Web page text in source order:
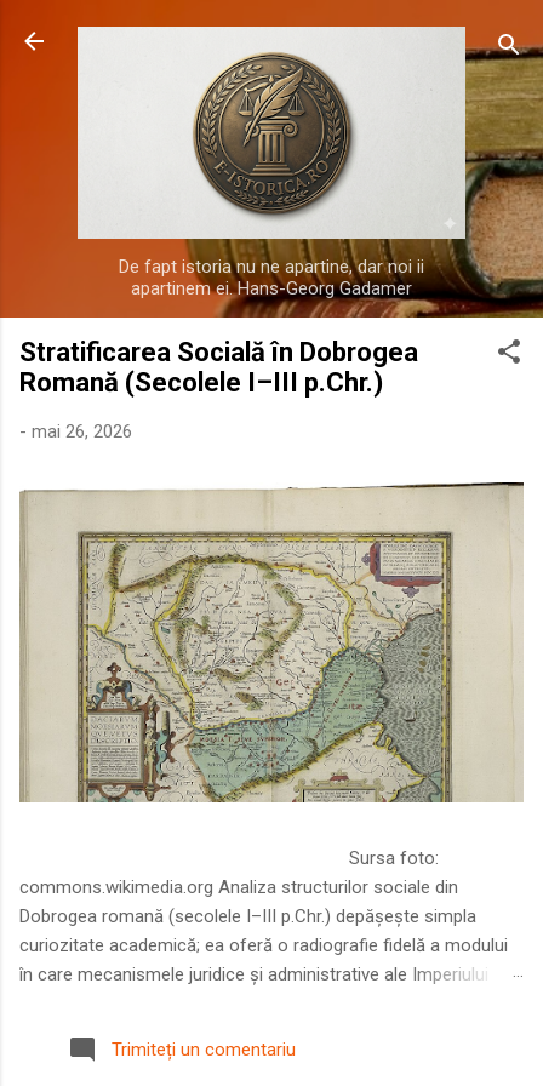
Treceți la conținutul principal
De fapt istoria nu ne apartine, dar noi ii
apartinem ei. Hans-Georg Gadamer
Stratificarea Socială în Dobrogea
Romană (Secolele I–III p.Chr.)
- mai 26, 2026
Sursa foto:
commons.wikimedia.org Analiza structurilor sociale din
Dobrogea romană (secolele I–III p.Chr.) depășește simpla
curiozitate academică; ea oferă o radiografie fidelă a modului
în care mecanismele juridice și administrative ale Imperiului
Într-o epocă în care prosperitatea excepțională a lumii romane
era susținută de o mobilitate socială dinamică și de o libertate
Trimiteți un comentariu